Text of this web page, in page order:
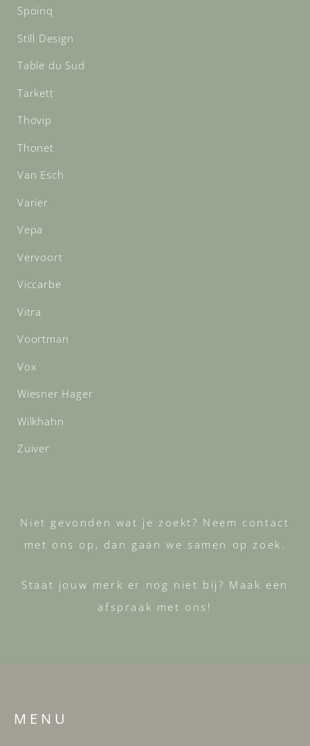
Spoinq
Still Design
Table du Sud
Tarkett
Thovip
Thonet
Van Esch
Varier
Vepa
Vervoort
Viccarbe
Vitra
Voortman
Vox
Wiesner Hager
Wilkhahn
Zuiver
Niet gevonden wat je zoekt? Neem contact
met ons op, dan gaan we samen op zoek.
Staat jouw merk er nog niet bij? Maak een
afspraak met ons!
M E N U